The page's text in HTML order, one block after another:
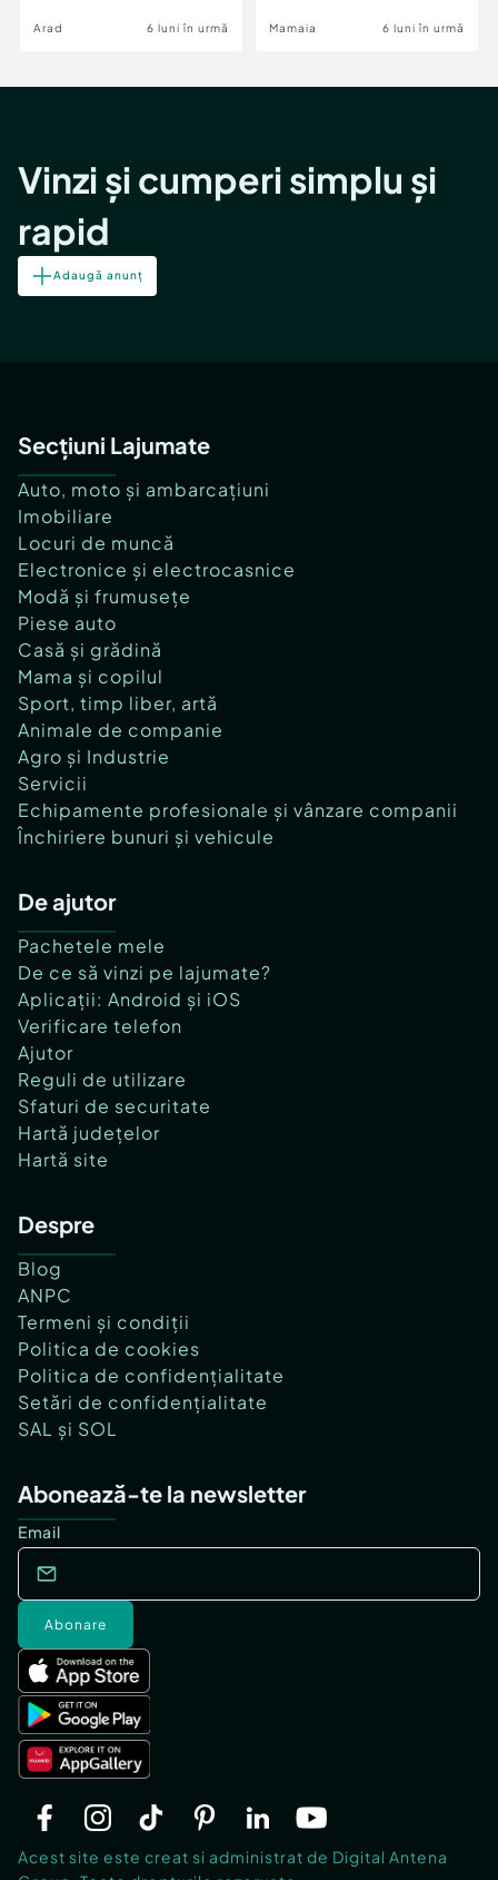
Arad 6 luni în urmă Mamaia 6 luni în urmă
Vinzi și cumperi simplu și
rapid
Adaugă anunț
Secțiuni Lajumate
Auto, moto și ambarcațiuni
Imobiliare
Locuri de muncă
Electronice și electrocasnice
Modă și frumusețe
Piese auto
Casă și grădină
Mama și copilul
Sport, timp liber, artă
Animale de companie
Agro și Industrie
Servicii
Echipamente profesionale și vânzare companii
Închiriere bunuri și vehicule
De ajutor
Pachetele mele
De ce să vinzi pe lajumate?
Aplicații: Android și iOS
Verificare telefon
Ajutor
Reguli de utilizare
Sfaturi de securitate
Hartă județelor
Hartă site
Despre
Blog
ANPC
Termeni și condiții
Politica de cookies
Politica de confidențialitate
Setări de confidențialitate
SAL și SOL
Abonează-te la newsletter
Email
Abonare
Acest site este creat si administrat de Digital Antena